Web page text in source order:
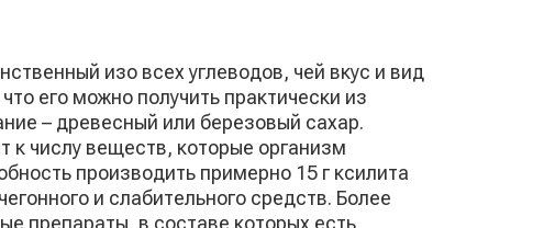
изо всех углеводов, чей вкус и вид
его можно получить практически из
– древесный или березовый сахар.
числу веществ, которые организм
производить примерно 15 г ксилита
и слабительного средств. Более
препараты, в составе которых есть